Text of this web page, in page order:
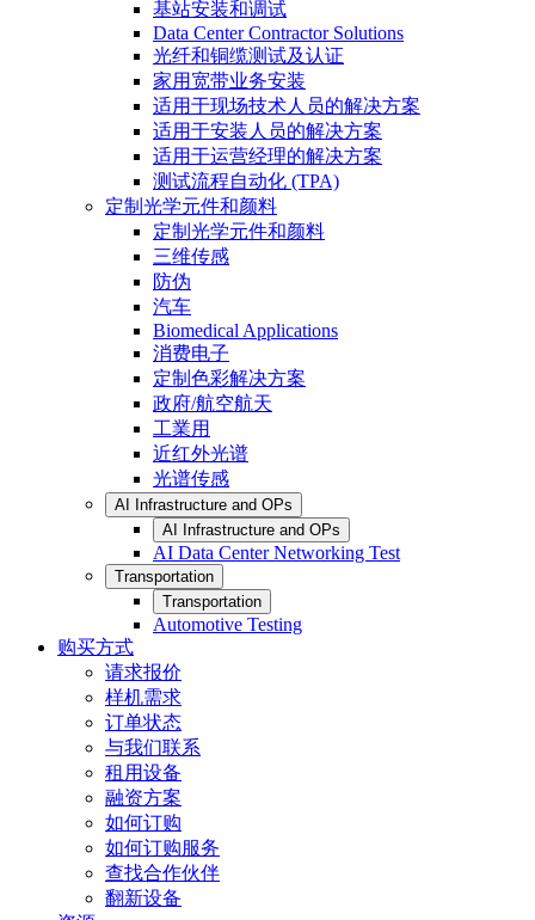
基站安装和调试
Data Center Contractor Solutions
光纤和铜缆测试及认证
家用宽带业务安装
适用于现场技术人员的解决方案
适用于安装人员的解决方案
适用于运营经理的解决方案
测试流程自动化 (TPA)
定制光学元件和颜料
定制光学元件和颜料
三维传感
防伪
汽车
Biomedical Applications
消费电子
定制色彩解决方案
政府/航空航天
工業用
近红外光谱
光谱传感
AI Infrastructure and OPs
AI Infrastructure and OPs
AI Data Center Networking Test
Transportation
Transportation
Automotive Testing
购买方式
请求报价
样机需求
订单状态
与我们联系
租用设备
融资方案
如何订购
如何订购服务
查找合作伙伴
翻新设备